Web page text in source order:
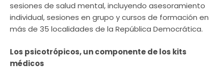
sesiones de salud mental, incluyendo asesoramiento
individual, sesiones en grupo y cursos de formación en
más de 35 localidades de la República Democrática.
Los psicotrópicos, un componente de los kits
médicos